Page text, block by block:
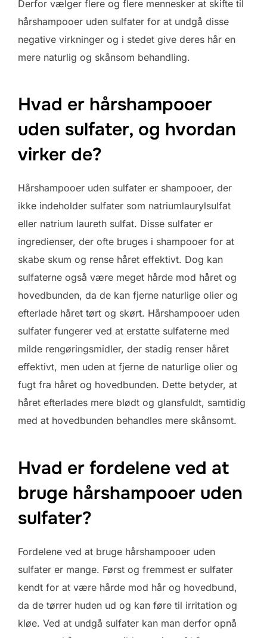
Derfor vælger flere og flere mennesker at skifte til
hårshampooer uden sulfater for at undgå disse
negative virkninger og i stedet give deres hår en
mere naturlig og skånsom behandling.
Hvad er hårshampooer
uden sulfater, og hvordan
virker de?
Hårshampooer uden sulfater er shampooer, der
ikke indeholder sulfater som natriumlaurylsulfat
eller natrium laureth sulfat. Disse sulfater er
ingredienser, der ofte bruges i shampooer for at
skabe skum og rense håret effektivt. Dog kan
sulfaterne også være meget hårde mod håret og
hovedbunden, da de kan fjerne naturlige olier og
efterlade håret tørt og skørt. Hårshampooer uden
sulfater fungerer ved at erstatte sulfaterne med
milde rengøringsmidler, der stadig renser håret
effektivt, men uden at fjerne de naturlige olier og
fugt fra håret og hovedbunden. Dette betyder, at
håret efterlades mere blødt og glansfuldt, samtidig
med at hovedbunden behandles mere skånsomt.
Hvad er fordelene ved at
bruge hårshampooer uden
sulfater?
Fordelene ved at bruge hårshampooer uden
sulfater er mange. Først og fremmest er sulfater
kendt for at være hårde mod hår og hovedbund,
da de tørrer huden ud og kan føre til irritation og
kløe. Ved at undgå sulfater kan man derfor opnå